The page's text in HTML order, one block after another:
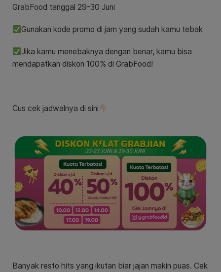
GrabFood tanggal 29-30 Juni
Gunakan kode promo di jam yang sudah kamu tebak
Jika kamu menebaknya dengan benar, kamu bisa
mendapatkan diskon 100% di GrabFood!
Cus cek jadwalnya di sini
Banyak resto hits yang ikutan biar jajan makin puas. Cek